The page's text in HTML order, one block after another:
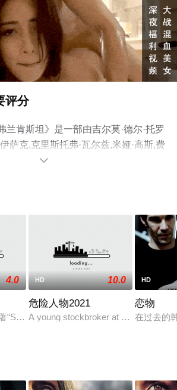
评分
兰肯斯坦》是一部由吉尔莫·德尔·托罗
萨克,克里斯托弗·瓦尔兹,米娅·高斯,费
夫·伊内森,雅各布·艾洛蒂,查尔斯·丹
,劳伦·科林斯,斯图尔特·休斯,约阿希姆·
演绎的其它电影，手机免费观看高清
全就上策驰电影网，更多相关信息可
视猫或剧情网等平台了解。

4.0
“Stephanie Patrick”系列小说四部曲的首
HD 10.0
危险人物2021
A young stockbroker at a Mob-
HD
恋物
在过去的